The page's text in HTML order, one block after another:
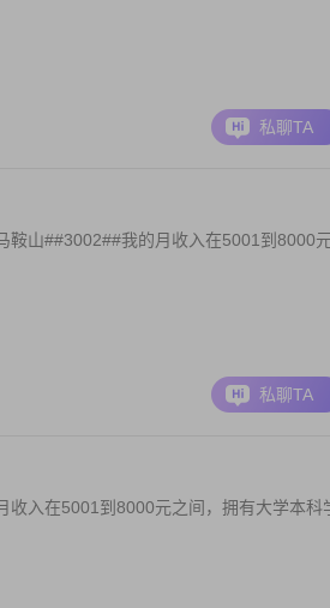
私聊TA
鞍山##3002##我的月收入在5001到8000
私聊TA
收入在5001到8000元之间，拥有大学本科